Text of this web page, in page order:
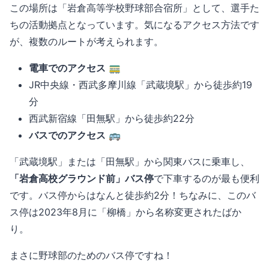
この場所は「岩倉高等学校野球部合宿所」として、選手た
ちの活動拠点となっています。気になるアクセス方法です
が、複数のルートが考えられます。
電車でのアクセス 🚃
JR中央線・西武多摩川線「武蔵境駅」から徒歩約19
分
西武新宿線「田無駅」から徒歩約22分
バスでのアクセス 🚌
「武蔵境駅」または「田無駅」から関東バスに乗車し、
「岩倉高校グラウンド前」バス停で下車するのが最も便利
です。バス停からはなんと徒歩約2分！ちなみに、このバ
ス停は2023年8月に「柳橋」から名称変更されたばか
り。
まさに野球部のためのバス停ですね！